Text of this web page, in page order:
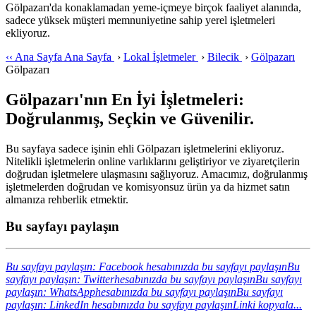
Gölpazarı'da konaklamadan yeme-içmeye birçok faaliyet alanında,
sadece yüksek müşteri memnuniyetine sahip yerel işletmeleri
ekliyoruz.
‹‹ Ana Sayfa Ana Sayfa › Lokal İşletmeler › Bilecik › Gölpazarı
Gölpazarı
Gölpazarı'nın En İyi İşletmeleri:
Doğrulanmış, Seçkin ve Güvenilir.
Bu sayfaya sadece işinin ehli Gölpazarı işletmelerini ekliyoruz.
Nitelikli işletmelerin online varlıklarını geliştiriyor ve ziyaretçilerin
doğrudan işletmelere ulaşmasını sağlıyoruz. Amacımız, doğrulanmış
işletmelerden doğrudan ve komisyonsuz ürün ya da hizmet satın
almanıza rehberlik etmektir.
Bu sayfayı paylaşın
Bu sayfayı paylaşın: Facebook hesabınızda bu sayfayı paylaşınBu
sayfayı paylaşın: Twitterhesabınızda bu sayfayı paylaşınBu sayfayı
paylaşın: WhatsApphesabınızda bu sayfayı paylaşınBu sayfayı
paylaşın: LinkedIn hesabınızda bu sayfayı paylaşınLinki kopyala...